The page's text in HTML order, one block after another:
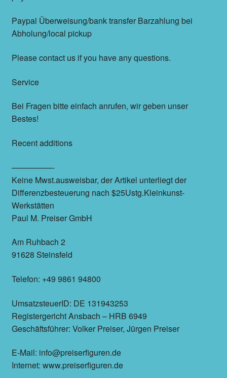
Paypal Überweisung/bank transfer Barzahlung bei
Abholung/local pickup
Please contact us if you have any questions.
Service
Bei Fragen bitte einfach anrufen, wir geben unser
Bestes!
Recent additions
—————-
Keine Mwst.ausweisbar, der Artikel unterliegt der
Differenzbesteuerung nach $25Ustg.Kleinkunst-
Werkstätten
Paul M. Preiser GmbH
Am Ruhbach 2
91628 Steinsfeld
Telefon: +49 9861 94800
UmsatzsteuerID: DE 131943253
Registergericht Ansbach – HRB 6949
Geschäftsführer: Volker Preiser, Jürgen Preiser
E-Mail: info@preiserfiguren.de
Internet: www.preiserfiguren.de